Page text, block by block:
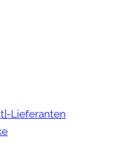
Lieferanten